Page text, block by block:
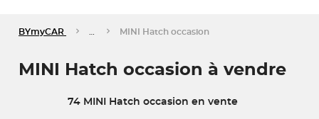
BYmyCAR MINI Hatch occasion
MINI Hatch occasion à vendre
74 MINI Hatch occasion en vente